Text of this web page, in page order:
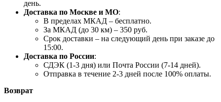
день.
Доставка по Москве и МО:
В пределах МКАД – бесплатно.
За МКАД (до 30 км) – 350 руб.
Срок доставки – на следующий день при заказе до
15:00.
Доставка по России:
СДЭК (1-3 дня) или Почта России (7-14 дней).
Отправка в течение 2-3 дней после 100% оплаты.
Возврат